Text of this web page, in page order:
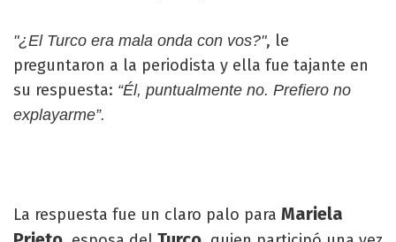
"¿El Turco era mala onda con vos?", le
preguntaron a la periodista y ella fue tajante en
su respuesta: “Él, puntualmente no. Prefiero no
explayarme”.
La respuesta fue un claro palo para Mariela